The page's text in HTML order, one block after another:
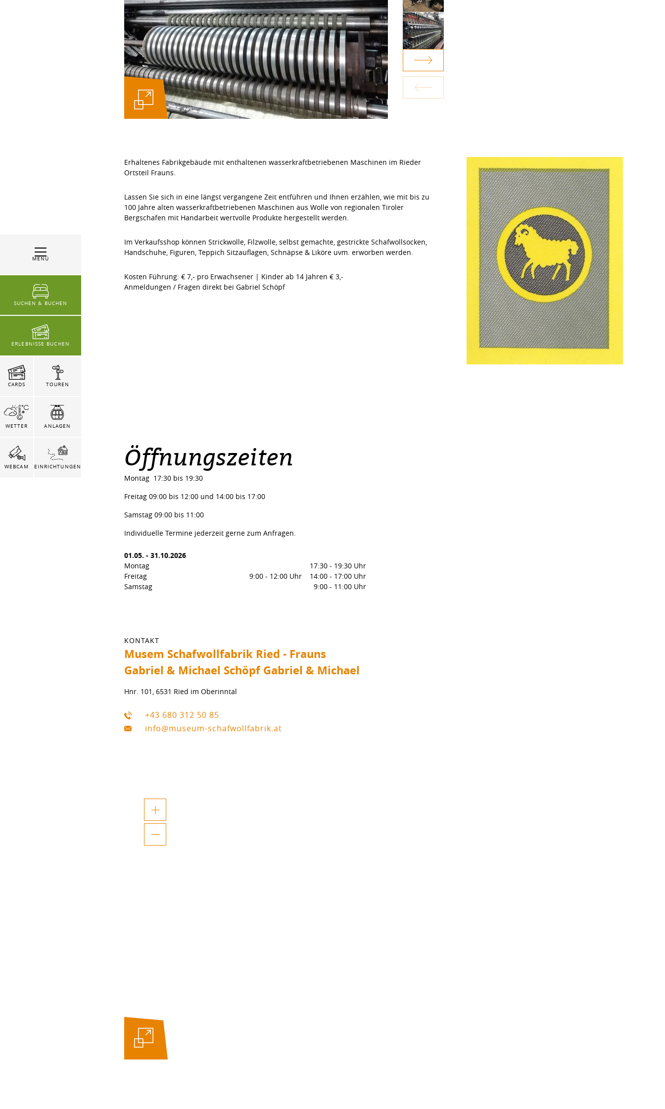
MENÜ
SUCHEN & BUCHEN
ERLEBNISSE BUCHEN
CARDS TOUREN
WETTER ANLAGEN
WEBCAM EINRICHTUNGEN
Erhaltenes Fabrikgebäude mit enthaltenen wasserkraftbetriebenen Maschinen im Rieder
Ortsteil Frauns.
Lassen Sie sich in eine längst vergangene Zeit entführen und Ihnen erzählen, wie mit bis zu
100 Jahre alten wasserkraftbetriebenen Maschinen aus Wolle von regionalen Tiroler
Bergschafen mit Handarbeit wertvolle Produkte hergestellt werden.
Im Verkaufsshop können Strickwolle, Filzwolle, selbst gemachte, gestrickte Schafwollsocken,
Handschuhe, Figuren, Teppich Sitzauflagen, Schnäpse & Liköre uvm. erworben werden.
Kosten Führung: € 7,- pro Erwachsener | Kinder ab 14 Jahren € 3,-
Anmeldungen / Fragen direkt bei Gabriel Schöpf
Öffnungszeiten
Montag 17:30 bis 19:30
Freitag 09:00 bis 12:00 und 14:00 bis 17:00
Samstag 09:00 bis 11:00
Individuelle Termine jederzeit gerne zum Anfragen.
01.05. - 31.10.2026
Montag
17:30 - 19:30 Uhr
Freitag
9:00 - 12:00 Uhr 14:00 - 17:00 Uhr
Samstag
9:00 - 11:00 Uhr
KONTAKT
Musem Schafwollfabrik Ried - Frauns
Gabriel & Michael Schöpf Gabriel & Michael
Hnr. 101, 6531 Ried im Oberinntal
+43 680 312 50 85
info@museum-schafwollfabrik.at